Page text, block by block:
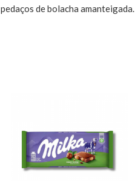
pedaços de bolacha amanteigada.